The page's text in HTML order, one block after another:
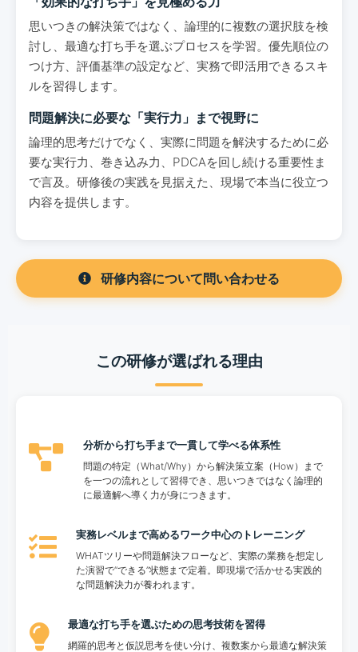
思いつきの解決策ではなく、論理的に複数の選択肢を検
討し、最適な打ち手を選ぶプロセスを学習。優先順位の
つけ方、評価基準の設定など、実務で即活用できるスキ
ルを習得します。
問題解決に必要な「実行力」まで視野に
論理的思考だけでなく、実際に問題を解決するために必
要な実行力、巻き込み力、PDCAを回し続ける重要性ま
で言及。研修後の実践を見据えた、現場で本当に役立つ
内容を提供します。
研修内容について問い合わせる
この研修が選ばれる理由
分析から打ち手まで一貫して学べる体系性
問題の特定（What/Why）から解決策立案（How）まで
を一つの流れとして習得でき、思いつきではなく論理的
に最適解へ導く力が身につきます。
実務レベルまで高めるワーク中心のトレーニング
WHATツリーや問題解決フローなど、実際の業務を想定し
た演習で“できる”状態まで定着。即現場で活かせる実践的
な問題解決力が養われます。
最適な打ち手を選ぶための思考技術を習得
網羅的思考と仮説思考を使い分け、複数案から最適な解決策